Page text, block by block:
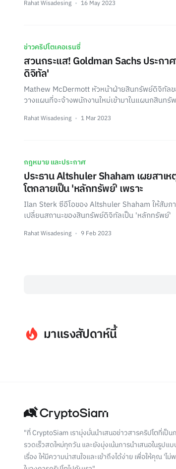
Rahat Wisadesing 16 May 2023
ข่าวคริปโตเคอเรนซี่
สวนกระแส! Goldman Sachs ประก
ดิจิทัล'
Mathew McDermott หัวหน้าฝ่ายสินทรัพย์ดิจิทัล
วางแผนที่จะจ้างพนักงานใหม่เข้ามาในแผนกสินท
Rahat Wisadesing 1 Mar 2023
กฎหมาย และประกาศ
ประธาน Altshuler Shaham เผยสาเห
โตกลายเป็น 'หลักทรัพย์' เพราะ
Ilan Sterk ซีอีโอของ Altshuler Shaham ให้สัมภ
เปลี่ยนสถานะของสินทรัพย์ดิจิทัลเป็น 'หลักทรัพย์'
Rahat Wisadesing 9 Feb 2023
มาแรงสัปดาห์นี้
"ที่ CryptoSiam เรามุ่งมั่นนำเสนอข่าวสารคริปโตที่เป็น
รวดเร็วสดใหม่ทุกวัน และยังมุ่งเน้นการนำเสนอในรูปแ
เรื่อง ให้มีความน่าสนใจและเข้าถึงได้ง่าย เพื่อให้คุณ 'ไ